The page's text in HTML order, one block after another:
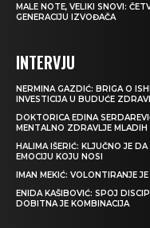
MALE NOTE, VELIKI SNOVI:
GENERACIJU IZVOĐAČA
INTERVJU
NERMINA GAZDIĆ: BRIGA O
INVESTICIJA U BUDUĆE
DOKTORICA EDINA
MENTALNO ZDRAVLJE MLADIH
HALIMA IŠERIĆ: KLJUČNO JE
EMOCIJU KOJU NOSI
IMAN MEKIĆ: VOLONTIRANJE
ENIDA KAŠIBOVIĆ: SPOJ
DOBITNA JE KOMBINACIJA